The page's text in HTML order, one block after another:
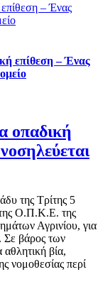
επίθεση – Ένας
επίθεση – Ένας
οπαδική
της Τρίτης 5
της Ο.Π.Κ.Ε. της
Αγρινίου, για
Σε βάρος των
βία,
νομοθεσίας περί